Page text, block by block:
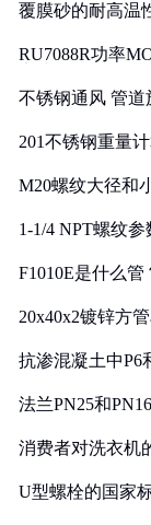
覆膜砂的耐高温
RU7088R功率
不锈钢通风 管道
201不锈钢重量
M20螺纹大径和
1-1/4 NPT螺纹
F1010E是什么管
20x40x2镀锌方
抗渗混凝土中P6
法兰PN25和
消费者对洗衣机
U型螺栓的国家